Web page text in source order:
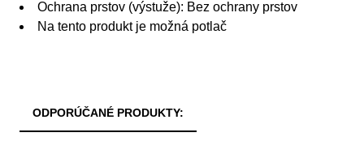
Ochrana prstov (výstuže): Bez ochrany prstov
Na tento produkt je možná potlač
ODPORÚČANÉ PRODUKTY: